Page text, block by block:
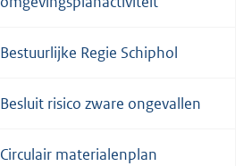
Bestuurlijke Regie Schiphol
Besluit risico zware ongevallen
Circulair materialenplan